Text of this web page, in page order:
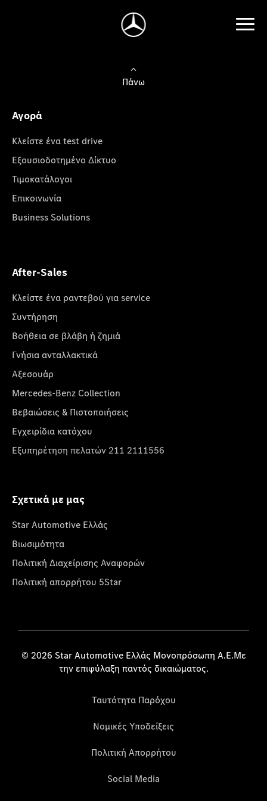
Πάνω
Αγορά
Κλείστε ένα test drive
Εξουσιοδοτημένο Δίκτυο
Τιμοκατάλογοι
Επικοινωνία
Business Solutions
After-Sales
Κλείστε ένα ραντεβού για service
Συντήρηση
Βοήθεια σε βλάβη ή ζημιά
Γνήσια ανταλλακτικά
Αξεσουάρ
Mercedes-Benz Collection
Βεβαιώσεις & Πιστοποιήσεις
Εγχειρίδια κατόχου
Εξυπηρέτηση πελατών 211 2111556
Σχετικά με μας
Star Automotive Ελλάς
Βιωσιμότητα
Πολιτική Διαχείρισης Αναφορών
Πολιτική απορρήτου 5Star
© 2026 Star Automotive Ελλάς Μονοπρόσωπη Α.Ε.Με
την επιφύλαξη παντός δικαιώματος.
Ταυτότητα Παρόχου
Νομικές Υποδείξεις
Πολιτική Απορρήτου
Social Media